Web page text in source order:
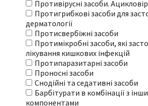
Противірусні засоби. Ацикловір
Протигрибкові засоби для
дерматології
Протисвербіжні засоби
Протимікробні засоби, які
лікування кишкових інфекцій
Протипаразитарні засоби
Проносні засоби
Снодійні та седативні засоби
Барбітурати в комбінації з
компонентами